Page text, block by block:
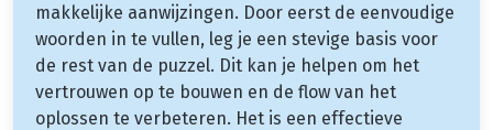
makkelijke aanwijzingen. Door eerst de eenvoudige
woorden in te vullen, leg je een stevige basis voor
de rest van de puzzel. Dit kan je helpen om het
vertrouwen op te bouwen en de flow van het
oplossen te verbeteren. Het is een effectieve